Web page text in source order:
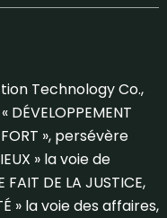
Technology Co.,
», persévère
» la voie de
DE LA JUSTICE,
» la voie des affaires,